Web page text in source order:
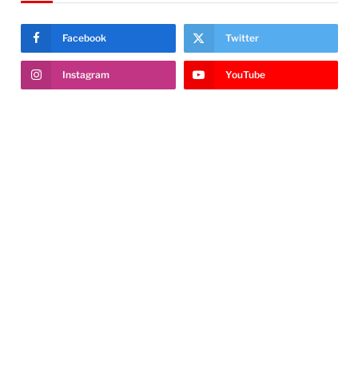
Facebook Twitter
Instagram YouTube